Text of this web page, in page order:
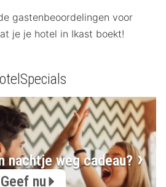
gastenbeoordelingen voor
je je hotel in Ikast boekt!
nachtje weg cadeau?
Geef nu